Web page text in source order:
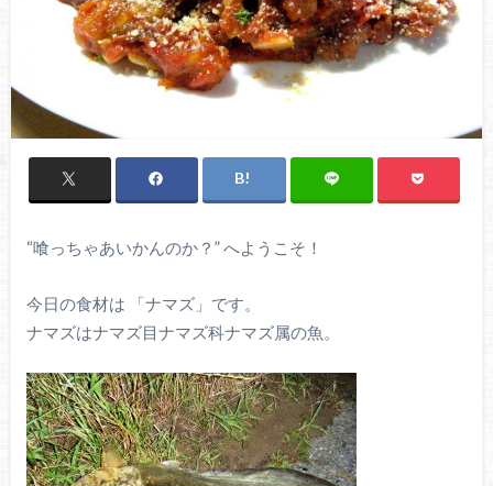
“喰っちゃあいかんのか？” へようこそ！
今日の食材は 「ナマズ」です。
ナマズはナマズ目ナマズ科ナマズ属の魚。